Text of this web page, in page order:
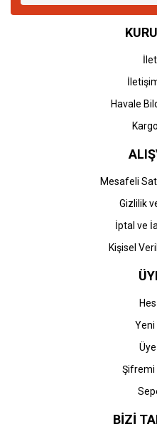
Havale
Mesafeli
Gizlilik
İptal ve
Kişisel
Yeni
Şifremi
BİZİ